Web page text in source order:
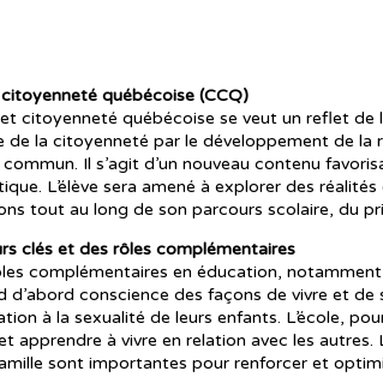
québécoise (CCQ)
citoyenneté québécoise se veut un reflet de
de la citoyenneté par le développement de la
Il s’agit d’un nouveau contenu
L’élève sera amené à explorer des
tout au long de son parcours scolaire, du
clés et des rôles complémentaires
complémentaires en éducation,
d’abord conscience des façons de vivre et de
à la sexualité de leurs enfants. L’école,
apprendre à vivre en relation avec les
sont importantes pour renforcer et